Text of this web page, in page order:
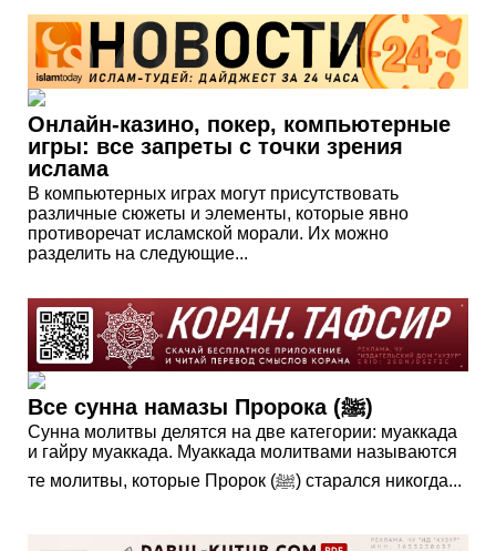
Онлайн-казино, покер, компьютерные
игры: все запреты с точки зрения
ислама
В компьютерных играх могут присутствовать
различные сюжеты и элементы, которые явно
противоречат исламской морали. Их можно
разделить на следующие...
Все сунна намазы Пророка (ﷺ)
Сунна молитвы делятся на две категории: муаккада
и гайру муаккада. Муаккада молитвами называются
те молитвы, которые Пророк (ﷺ) старался никогда...